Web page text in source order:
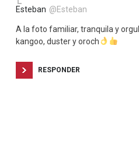
Esteban @Esteban
A la foto familiar, tranquila y
kangoo, duster y oroch
RESPONDER